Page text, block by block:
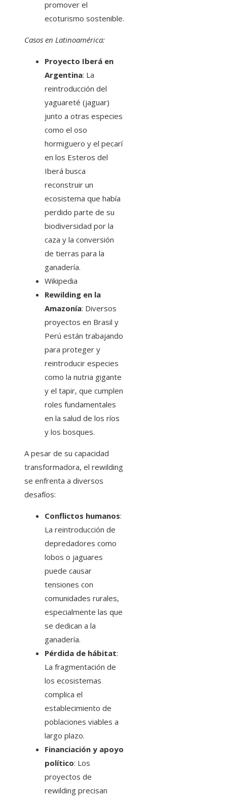
promover el
ecoturismo sostenible.
Casos en Latinoamérica:
Proyecto Iberá en
Argentina: La
reintroducción del
yaguareté (jaguar)
junto a otras especies
como el oso
hormiguero y el pecarí
en los Esteros del
Iberá busca
reconstruir un
ecosistema que había
perdido parte de su
biodiversidad por la
caza y la conversión
de tierras para la
ganadería.
Wikipedia
Rewilding en la
Amazonía: Diversos
proyectos en Brasil y
Perú están trabajando
para proteger y
reintroducir especies
como la nutria gigante
y el tapir, que cumplen
roles fundamentales
en la salud de los ríos
y los bosques.
A pesar de su capacidad
transformadora, el rewilding
se enfrenta a diversos
desafíos:
Conflictos humanos:
La reintroducción de
depredadores como
lobos o jaguares
puede causar
tensiones con
comunidades rurales,
especialmente las que
se dedican a la
ganadería.
Pérdida de hábitat:
La fragmentación de
los ecosistemas
complica el
establecimiento de
poblaciones viables a
largo plazo.
Financiación y apoyo
político: Los
proyectos de
rewilding precisan